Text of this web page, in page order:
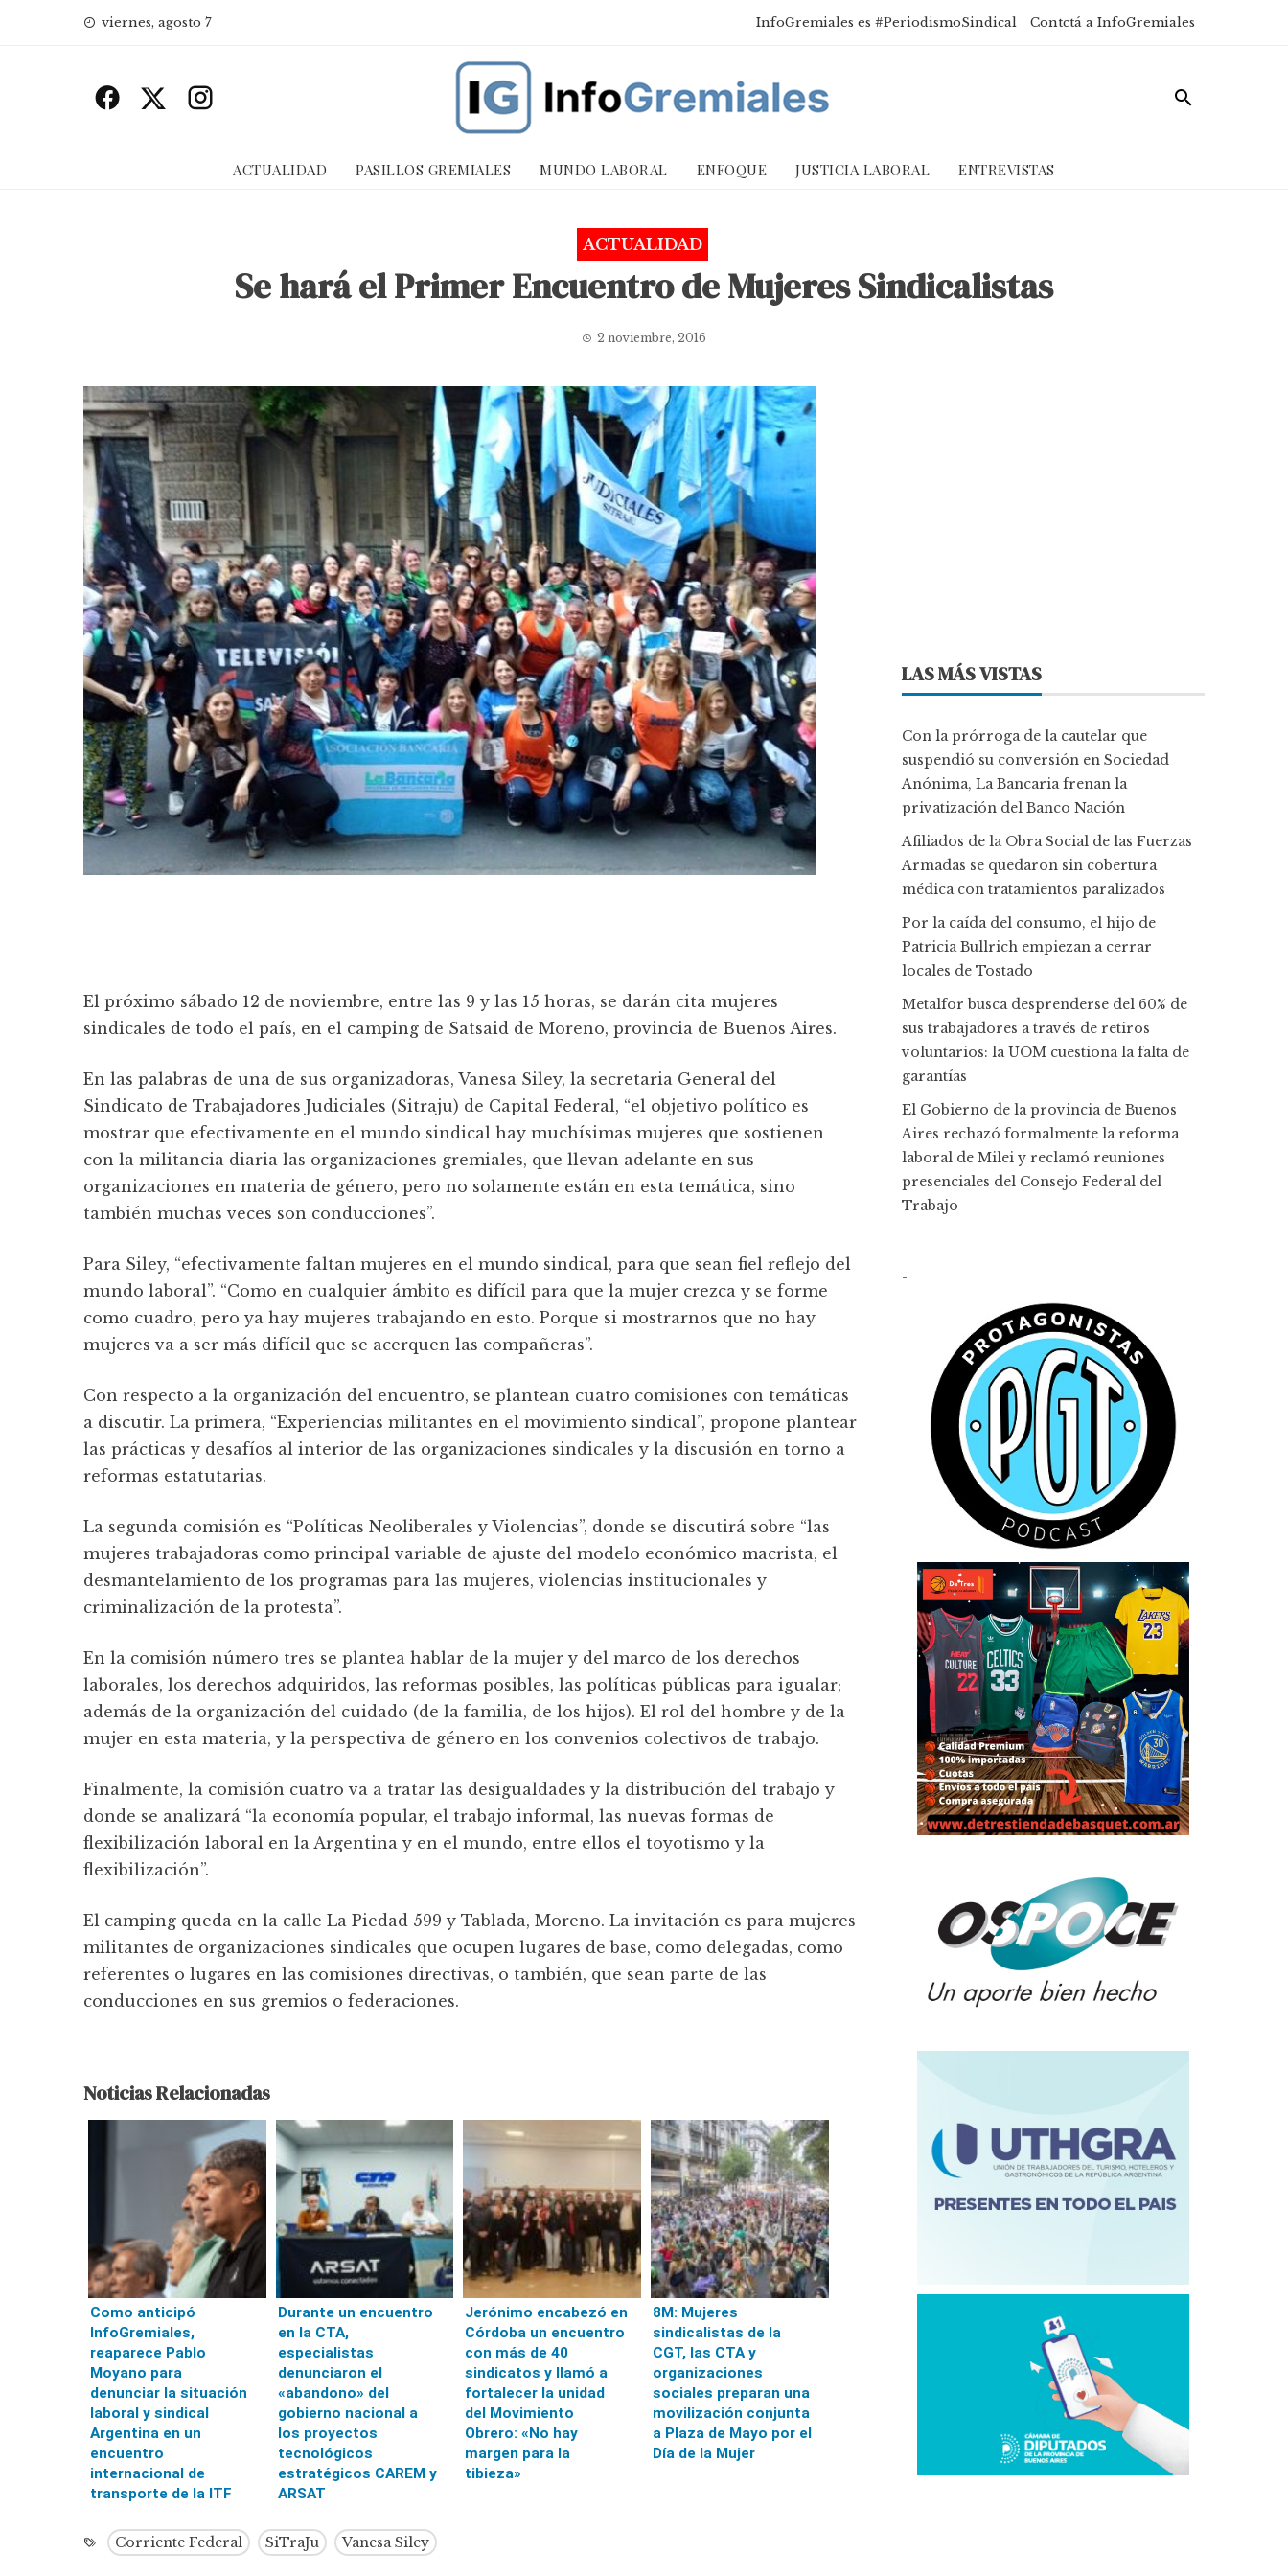
viernes, agosto 7 InfoGremiales es #PeriodismoSindical Contctá a InfoGremiales
ACTUALIDAD PASILLOS GREMIALES MUNDO LABORAL ENFOQUE JUSTICIA LABORAL ENTREVISTAS
ACTUALIDAD
Se hará el Primer Encuentro de Mujeres Sindicalistas
2 noviembre, 2016
El próximo sábado 12 de noviembre, entre las 9 y las 15 horas, se darán cita mujeres
sindicales de todo el país, en el camping de Satsaid de Moreno, provincia de Buenos Aires.
En las palabras de una de sus organizadoras, Vanesa Siley, la secretaria General del
Sindicato de Trabajadores Judiciales (Sitraju) de Capital Federal, “el objetivo político es
mostrar que efectivamente en el mundo sindical hay muchísimas mujeres que sostienen
con la militancia diaria las organizaciones gremiales, que llevan adelante en sus
organizaciones en materia de género, pero no solamente están en esta temática, sino
también muchas veces son conducciones”.
Para Siley, “efectivamente faltan mujeres en el mundo sindical, para que sean fiel reflejo del
mundo laboral”. “Como en cualquier ámbito es difícil para que la mujer crezca y se forme
como cuadro, pero ya hay mujeres trabajando en esto. Porque si mostrarnos que no hay
mujeres va a ser más difícil que se acerquen las compañeras”.
Con respecto a la organización del encuentro, se plantean cuatro comisiones con temáticas
a discutir. La primera, “Experiencias militantes en el movimiento sindical”, propone plantear
las prácticas y desafíos al interior de las organizaciones sindicales y la discusión en torno a
reformas estatutarias.
La segunda comisión es “Políticas Neoliberales y Violencias”, donde se discutirá sobre “las
mujeres trabajadoras como principal variable de ajuste del modelo económico macrista, el
desmantelamiento de los programas para las mujeres, violencias institucionales y
criminalización de la protesta”.
En la comisión número tres se plantea hablar de la mujer y del marco de los derechos
laborales, los derechos adquiridos, las reformas posibles, las políticas públicas para igualar;
además de la organización del cuidado (de la familia, de los hijos). El rol del hombre y de la
mujer en esta materia, y la perspectiva de género en los convenios colectivos de trabajo.
Finalmente, la comisión cuatro va a tratar las desigualdades y la distribución del trabajo y
donde se analizará “la economía popular, el trabajo informal, las nuevas formas de
flexibilización laboral en la Argentina y en el mundo, entre ellos el toyotismo y la
flexibilización”.
El camping queda en la calle La Piedad 599 y Tablada, Moreno. La invitación es para mujeres
militantes de organizaciones sindicales que ocupen lugares de base, como delegadas, como
referentes o lugares en las comisiones directivas, o también, que sean parte de las
conducciones en sus gremios o federaciones.
Noticias Relacionadas
Como anticipó
InfoGremiales,
reaparece Pablo
Moyano para
denunciar la situación
laboral y sindical
Argentina en un
encuentro
internacional de
transporte de la ITF
Durante un encuentro
en la CTA,
especialistas
denunciaron el
«abandono» del
gobierno nacional a
los proyectos
tecnológicos
estratégicos CAREM y
ARSAT
Jerónimo encabezó en
Córdoba un encuentro
con más de 40
sindicatos y llamó a
fortalecer la unidad
del Movimiento
Obrero: «No hay
margen para la
tibieza»
8M: Mujeres
sindicalistas de la
CGT, las CTA y
organizaciones
sociales preparan una
movilización conjunta
a Plaza de Mayo por el
Día de la Mujer
Corriente Federal SiTraJu Vanesa Siley
LAS MÁS VISTAS
Con la prórroga de la cautelar que
suspendió su conversión en Sociedad
Anónima, La Bancaria frenan la
privatización del Banco Nación
Afiliados de la Obra Social de las Fuerzas
Armadas se quedaron sin cobertura
médica con tratamientos paralizados
Por la caída del consumo, el hijo de
Patricia Bullrich empiezan a cerrar
locales de Tostado
Metalfor busca desprenderse del 60% de
sus trabajadores a través de retiros
voluntarios: la UOM cuestiona la falta de
garantías
El Gobierno de la provincia de Buenos
Aires rechazó formalmente la reforma
laboral de Milei y reclamó reuniones
presenciales del Consejo Federal del
Trabajo
-